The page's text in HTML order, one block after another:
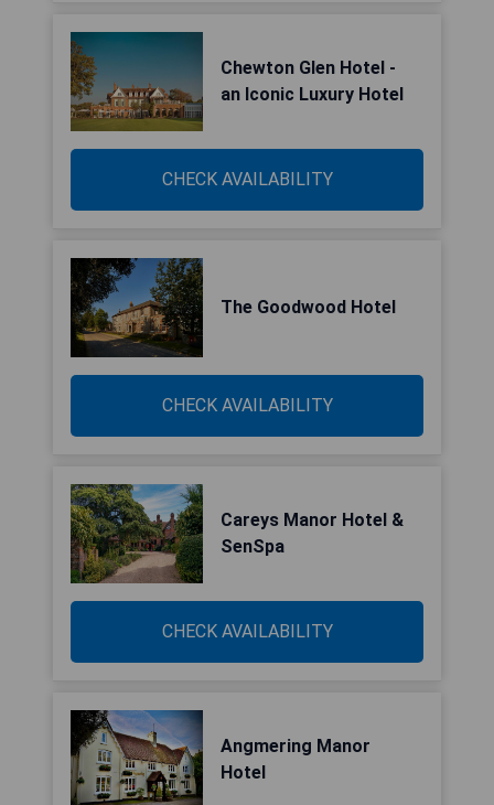
Chewton Glen Hotel -
an Iconic Luxury Hotel
CHECK AVAILABILITY
The Goodwood Hotel
CHECK AVAILABILITY
Careys Manor Hotel &
SenSpa
CHECK AVAILABILITY
Angmering Manor
Hotel